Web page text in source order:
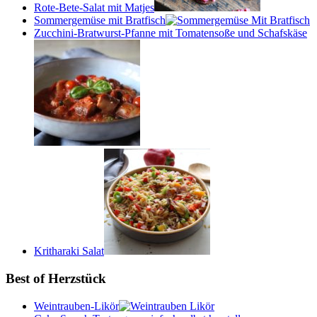
Rote-Bete-Salat mit Matjes
Sommergemüse mit Bratfisch
Zucchini-Bratwurst-Pfanne mit Tomatensoße und Schafskäse
Kritharaki Salat
Best of Herzstück
Weintrauben-Likör